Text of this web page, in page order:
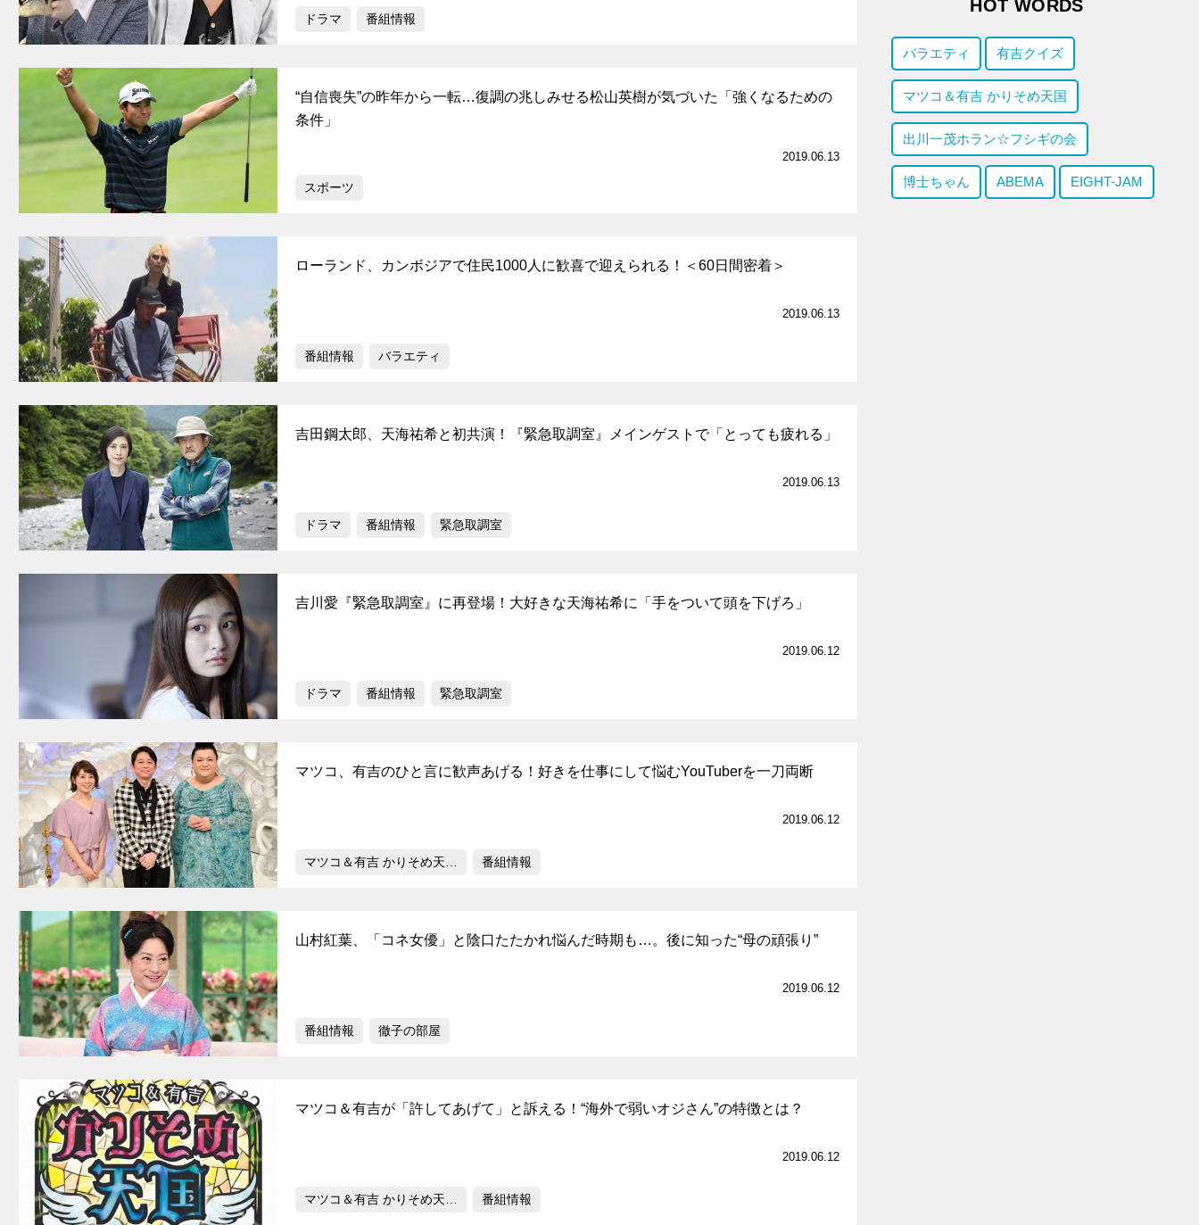
ドラマ 番組情報
“自信喪失”の昨年から一転…復調の兆しみせる松山英樹が気づいた「強くなるための
条件」
2019.06.13
スポーツ
ローランド、カンボジアで住民1000人に歓喜で迎えられる！＜60日間密着＞
2019.06.13
番組情報 バラエティ
吉田鋼太郎、天海祐希と初共演！『緊急取調室』メインゲストで「とっても疲れる」
2019.06.13
ドラマ 番組情報 緊急取調室
吉川愛『緊急取調室』に再登場！大好きな天海祐希に「手をついて頭を下げろ」
2019.06.12
ドラマ 番組情報 緊急取調室
マツコ、有吉のひと言に歓声あげる！好きを仕事にして悩むYouTuberを一刀両断
2019.06.12
マツコ＆有吉 かりそめ天… 番組情報
山村紅葉、「コネ女優」と陰口たたかれ悩んだ時期も…。後に知った“母の頑張り”
2019.06.12
番組情報 徹子の部屋
マツコ＆有吉が「許してあげて」と訴える！“海外で弱いオジさん”の特徴とは？
2019.06.12
マツコ＆有吉 かりそめ天… 番組情報
HOT WORDS
バラエティ 有吉クイズ
マツコ＆有吉 かりそめ天国
出川一茂ホラン☆フシギの会
博士ちゃん ABEMA EIGHT-JAM